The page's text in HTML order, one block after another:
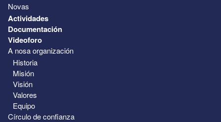
Novas
Actividades
Documentación
Videoforo
A nosa organización
Historia
Misión
Visión
Valores
Equipo
Círculo de confianza